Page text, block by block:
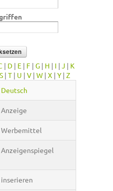
| D | E | F | G | H | I | J | K
S | T | U | V | W | X | Y | Z
Deutsch
Anzeige
Werbemittel
Anzeigenspiegel
inserieren